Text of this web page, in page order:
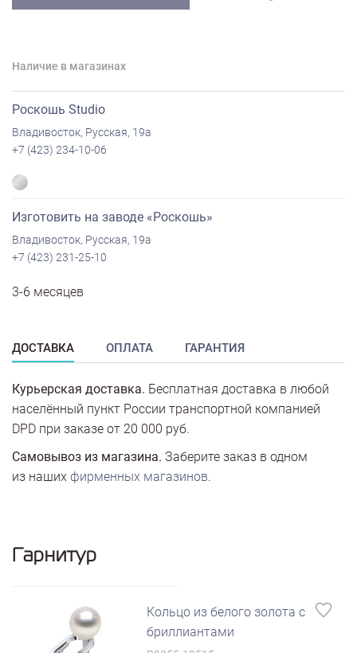
Наличие в магазинах
Роскошь Studio
Владивосток, Русская, 19а
+7 (423) 234-10-06
Изготовить на заводе «Роскошь»
Владивосток, Русская, 19а
+7 (423) 231-25-10
3-6 месяцев
ДОСТАВКА ОПЛАТА ГАРАНТИЯ
Курьерская доставка. Бесплатная доставка в любой
населённый пункт России транспортной компанией
DPD при заказе от 20 000 руб.
Самовывоз из магазина. Заберите заказ в одном
из наших фирменных магазинов.
Гарнитур
Кольцо из белого золота с
бриллиантами